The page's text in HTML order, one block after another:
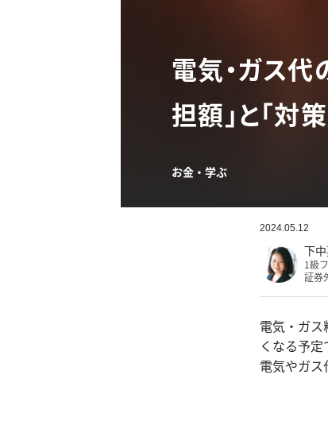
電気・ガス
担額」と「対策
お金・学ぶ
2024.05.12
下
1級
証券
電気・ガ
くなる予
電気やガス